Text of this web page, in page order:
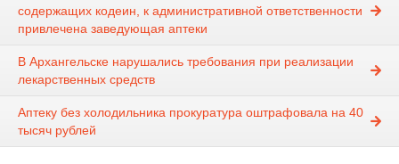
содержащих кодеин, к административной ответственности
привлечена заведующая аптеки
В Архангельске нарушались требования при реализации
лекарственных средств
Аптеку без холодильника прокуратура оштрафовала на 40
тысяч рублей